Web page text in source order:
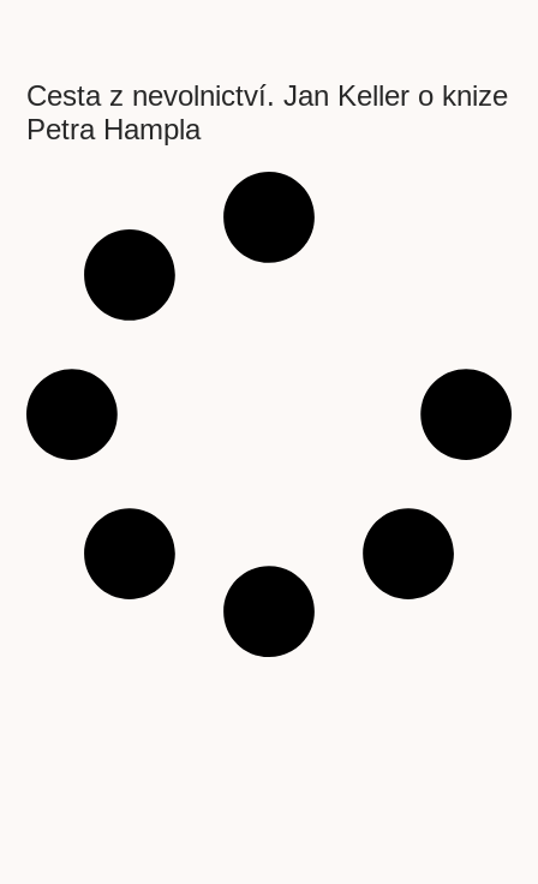
Cesta z nevolnictví. Jan Keller o knize
Petra Hampla